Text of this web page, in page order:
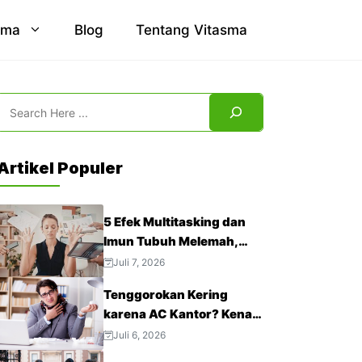
Blog Tentang Vitasma
Populer
5 Efek Multitasking dan
Imun Tubuh Melemah,
Jangan Abaikan!
Juli 7, 2026
Tenggorokan Kering
karena AC Kantor? Kenali
4 Cara Mengatasinya
Juli 6, 2026